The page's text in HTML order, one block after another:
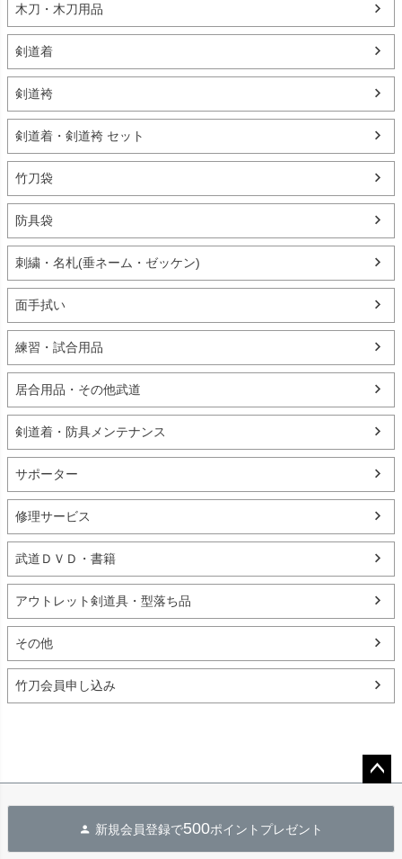
木刀・木刀用品
剣道着
剣道袴
剣道着・剣道袴 セット
竹刀袋
防具袋
刺繍・名札(垂ネーム・ゼッケン)
面手拭い
練習・試合用品
居合用品・その他武道
剣道着・防具メンテナンス
サポーター
修理サービス
武道ＤＶＤ・書籍
アウトレット剣道具・型落ち品
その他
竹刀会員申し込み
へ
新規会員登録で500ポイントプレゼント